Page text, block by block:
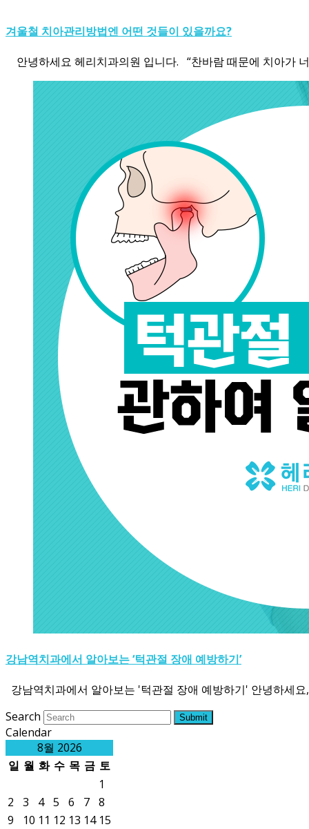
겨울철 치아관리방법엔 어떤 것들이 있을까요?
안녕하세요 헤리치과의원 입니다. “찬바람 때문에 치아가
강남역치과에서 알아보는 ‘턱관절 장애 예방하기’
강남역치과에서 알아보는 '턱관절 장애 예방하기' 안녕하세
Search
Submit
Calendar
8월 2026
일 월 화 수 목 금 토
1
2
3 4 5 6 7 8
9
10 11 12 13 14 15